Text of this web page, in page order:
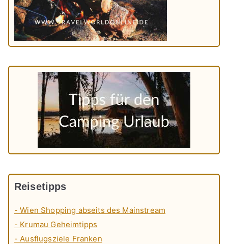
Reisetipps
- Wien Shopping abseits des Mainstream
- Krumau Geheimtipps
- Ausflugsziele Franken